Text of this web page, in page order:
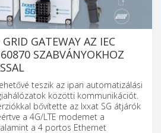
GATEWAY AZ IEC
SZABVÁNYOKHOZ
teszik az ipari automatizálási
közötti kommunikációt.
bővítette az Ixxat SG átjárók
a 4G/LTE modemet a
a 4 portos Ethernet